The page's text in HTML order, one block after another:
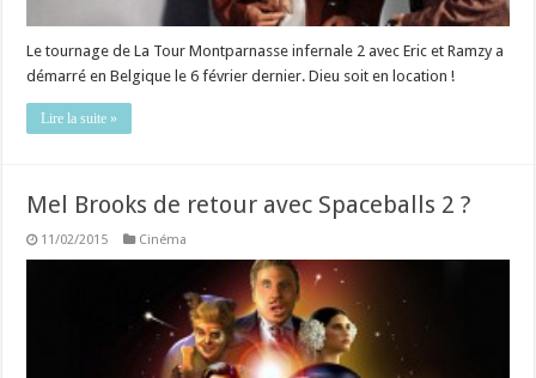
Le tournage de La Tour Montparnasse infernale 2 avec Eric et Ramzy a
démarré en Belgique le 6 février dernier. Dieu soit en location !
Lire la suite »
Mel Brooks de retour avec Spaceballs 2 ?
11/02/2015 Cinéma